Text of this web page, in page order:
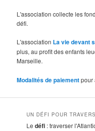
L'association collecte les
défi.
L'association La vie devant
plus, au profit des enfants
Marseille.
Modalités de paiementpour
UN DÉFI POUR
Ledéfi : traverser